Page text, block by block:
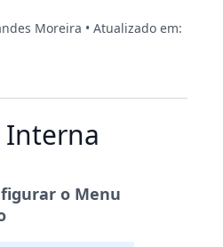
Moreira • Atualizado em:
Interna
o Menu